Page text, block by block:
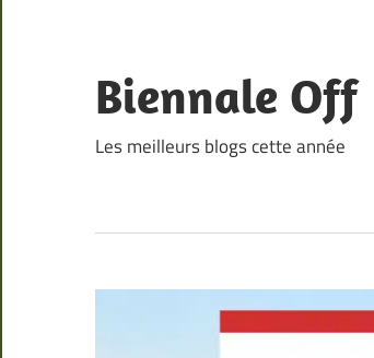
content
Biennale Off
Les meilleurs blogs cette année